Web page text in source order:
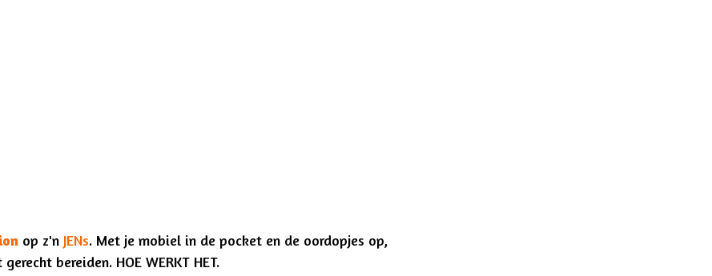
op z'n JENs. Met je mobiel in de pocket en de oordopjes op,
bereiden. HOE WERKT HET.